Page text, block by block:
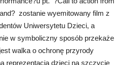
zostanie wyemitowany film z
Uniwersytetu Dzieci, a
w symboliczny sposób przekaże
walka o ochronę przyrody
reprezentacja dzieci na szczycie